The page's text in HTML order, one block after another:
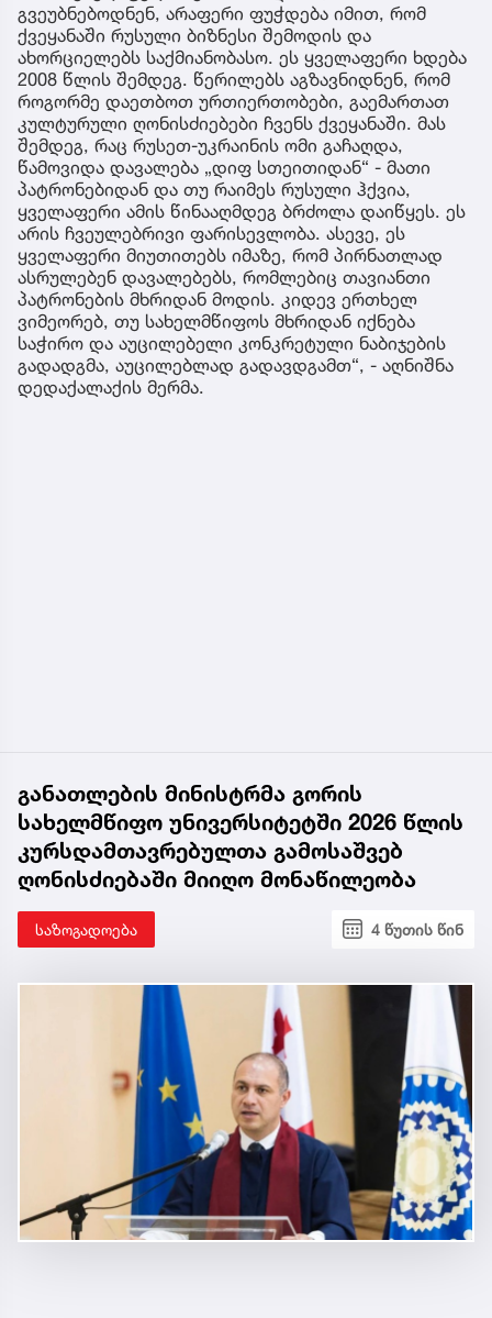
გვეუბნებოდნენ, არაფერი ფუჭდება იმით, რომ
ქვეყანაში რუსული ბიზნესი შემოდის და
ახორციელებს საქმიანობასო. ეს ყველაფერი ხდება
2008 წლის შემდეგ. წერილებს აგზავნიდნენ, რომ
როგორმე დაეთბოთ ურთიერთობები, გაემართათ
კულტურული ღონისძიებები ჩვენს ქვეყანაში. მას
შემდეგ, რაც რუსეთ-უკრაინის ომი გაჩაღდა,
წამოვიდა დავალება „დიფ სთეითიდან“ - მათი
პატრონებიდან და თუ რაიმეს რუსული ჰქვია,
ყველაფერი ამის წინააღმდეგ ბრძოლა დაიწყეს. ეს
არის ჩვეულებრივი ფარისევლობა. ასევე, ეს
ყველაფერი მიუთითებს იმაზე, რომ პირნათლად
ასრულებენ დავალებებს, რომლებიც თავიანთი
პატრონების მხრიდან მოდის. კიდევ ერთხელ
ვიმეორებ, თუ სახელმწიფოს მხრიდან იქნება
საჭირო და აუცილებელი კონკრეტული ნაბიჯების
გადადგმა, აუცილებლად გადავდგამთ“, - აღნიშნა
დედაქალაქის მერმა.
განათლების მინისტრმა გორის
სახელმწიფო უნივერსიტეტში 2026 წლის
კურსდამთავრებულთა გამოსაშვებ
ღონისძიებაში მიიღო მონაწილეობა
საზოგადოება 4 წუთის წინ